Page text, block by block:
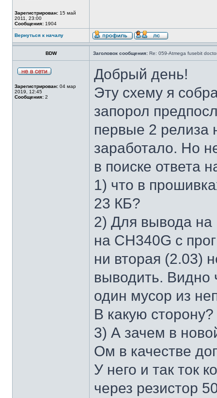
Зарегистрирован: 15 май
2011, 23:00
Сообщения: 1904
Вернуться к началу
BDW Заголовок сообщения: Re: 059-Atmega fusebit
Зарегистрирован: 04 мар
2019, 12:45
Сообщения: 2
Добрый день!
Эту схему я
запорол
первые 2 релиза
заработало. Но
в поиске ответа
1) что в
23 КБ?
2) Для вывода на
на CH340G с
ни вторая (2.03)
выводить. Видно
один мусор из
В какую сторону?
3) А зачем в
Ом в качестве
У него и так ток
через резистор